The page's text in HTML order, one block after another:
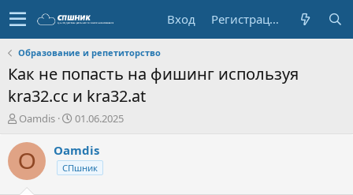
Вход Регистрация
Образование и репетиторство
Как не попасть на фишинг используя
kra32.cc и kra32.at
А
т
о
р
Oamdis
Д
т
а
н
01.06.2025
O Oamdis
СПшник